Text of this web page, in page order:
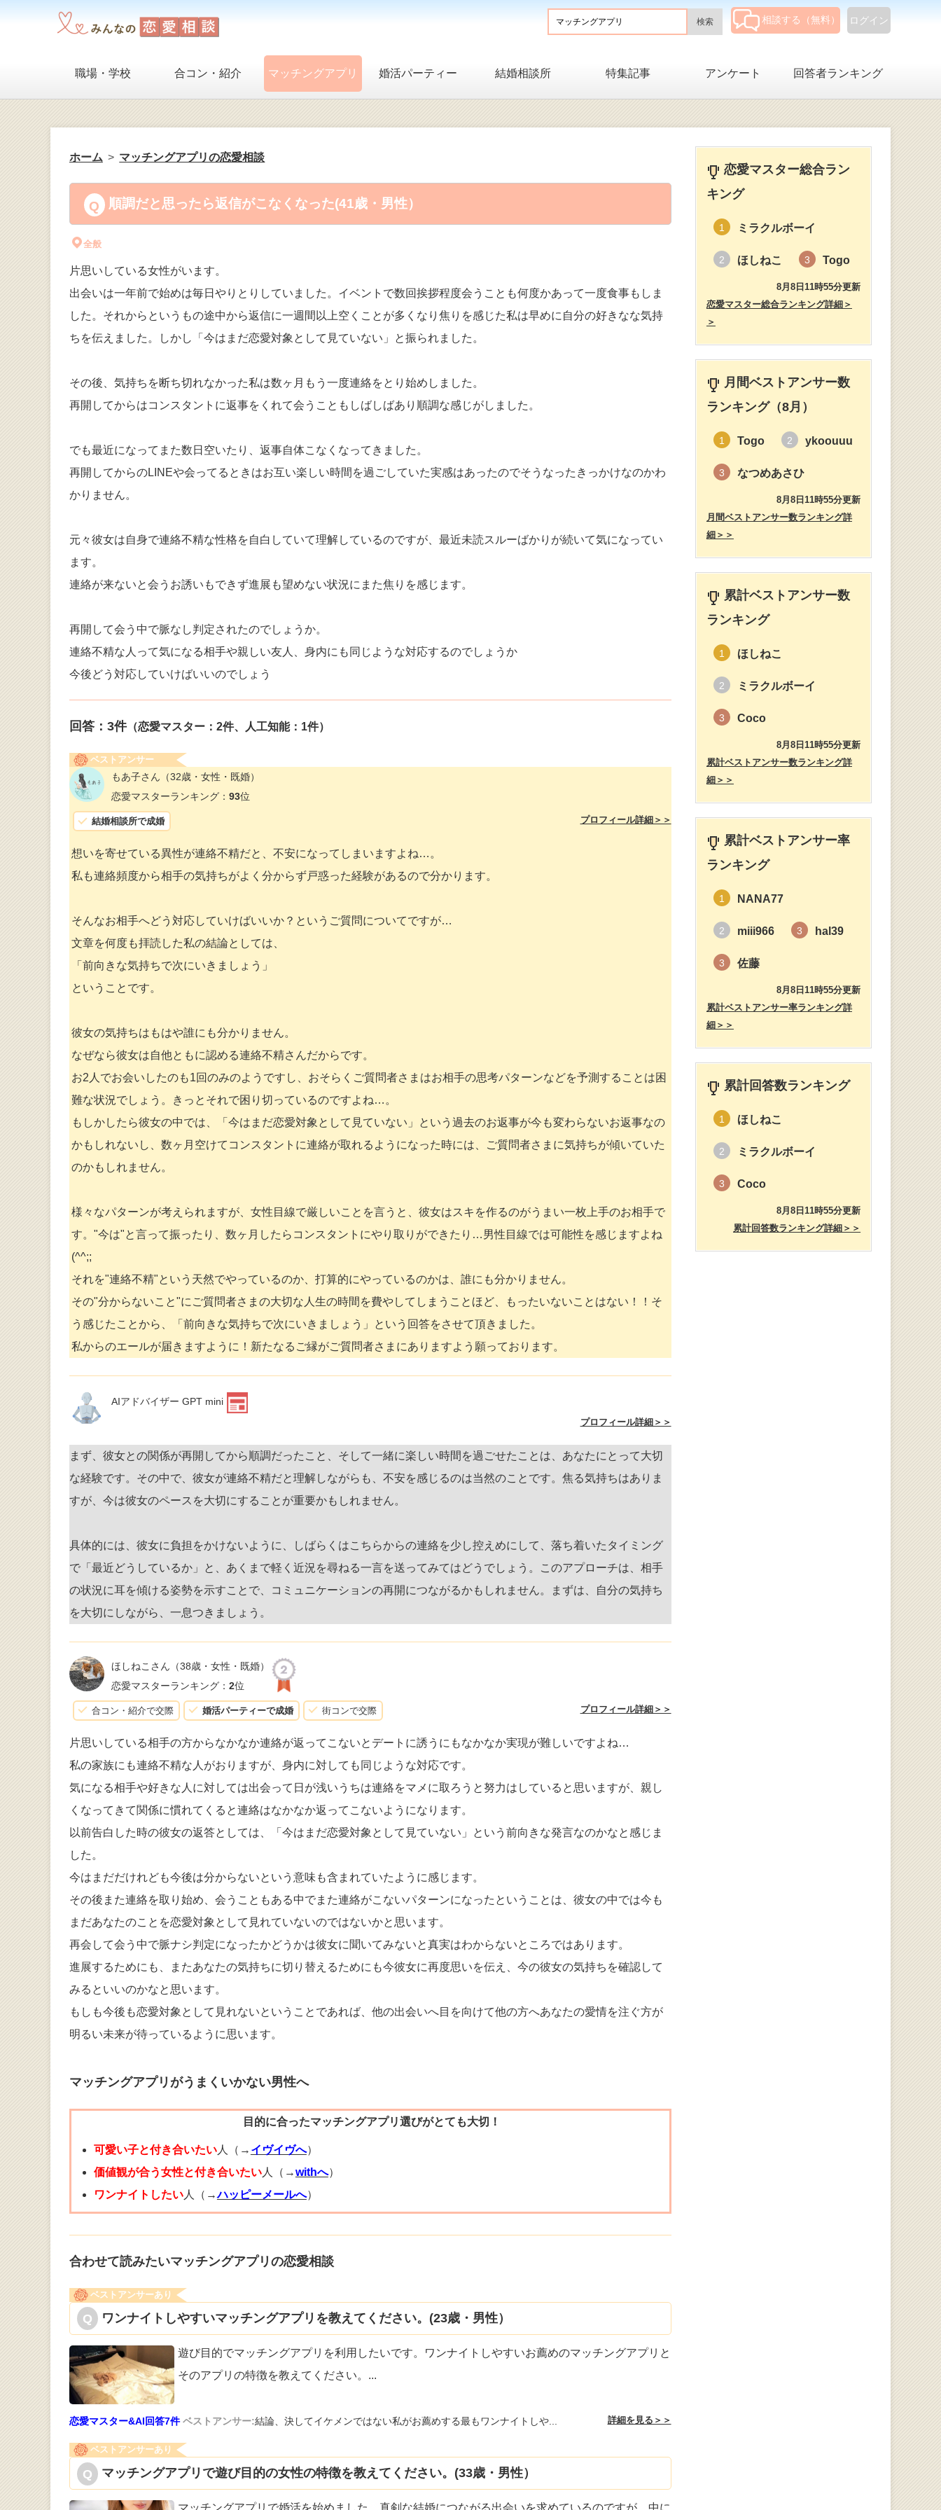
ログイン
相談する（無料）
職場・学校 合コン・紹介 マッチングアプリ 婚活パーティー 結婚相談所 特集記事 アンケート 回答者ランキング
ホーム マッチングアプリの恋愛相談
順調だと思ったら返信がこなくなった(41歳・男性）
全般
片思いしている女性がいます。
出会いは一年前で始めは毎日やりとりしていました。イベントで数回挨拶程度会うことも何度かあって一度食事もしま
した。それからというもの途中から返信に一週間以上空くことが多くなり焦りを感じた私は早めに自分の好きなな気持
ちを伝えました。しかし「今はまだ恋愛対象として見ていない」と振られました。
その後、気持ちを断ち切れなかった私は数ヶ月もう一度連絡をとり始めしました。
再開してからはコンスタントに返事をくれて会うこともしばしばあり順調な感じがしました。
でも最近になってまた数日空いたり、返事自体こなくなってきました。
再開してからのLINEや会ってるときはお互い楽しい時間を過ごしていた実感はあったのでそうなったきっかけなのかわ
かりません。
元々彼女は自身で連絡不精な性格を自白していて理解しているのですが、最近未読スルーばかりが続いて気になってい
ます。
連絡が来ないと会うお誘いもできず進展も望めない状況にまた焦りを感じます。
再開して会う中で脈なし判定されたのでしょうか。
連絡不精な人って気になる相手や親しい友人、身内にも同じような対応するのでしょうか
今後どう対応していけばいいのでしょう
回答： 3件（恋愛マスター：2件、人工知能：1件）
ベストアンサー
もあ子さん （32歳・女性・既婚）
恋愛マスターランキング： 93位
結婚相談所で成婚 プロフィール詳細＞＞
想いを寄せている異性が連絡不精だと、不安になってしまいますよね…。
私も連絡頻度から相手の気持ちがよく分からず戸惑った経験があるので分かります。
そんなお相手へどう対応していけばいいか？というご質問についてですが…
文章を何度も拝読した私の結論としては、
「前向きな気持ちで次にいきましょう」
ということです。
彼女の気持ちはもはや誰にも分かりません。
なぜなら彼女は自他ともに認める連絡不精さんだからです。
お2人でお会いしたのも1回のみのようですし、おそらくご質問者さまはお相手の思考パターンなどを予測することは困
難な状況でしょう。きっとそれで困り切っているのですよね…。
もしかしたら彼女の中では、「今はまだ恋愛対象として見ていない」という過去のお返事が今も変わらないお返事なの
かもしれないし、数ヶ月空けてコンスタントに連絡が取れるようになった時には、ご質問者さまに気持ちが傾いていた
のかもしれません。
様々なパターンが考えられますが、女性目線で厳しいことを言うと、彼女はスキを作るのがうまい一枚上手のお相手で
す。"今は"と言って振ったり、数ヶ月したらコンスタントにやり取りができたり…男性目線では可能性を感じますよね
(^^;;
それを"連絡不精"という天然でやっているのか、打算的にやっているのかは、誰にも分かりません。
その"分からないこと"にご質問者さまの大切な人生の時間を費やしてしまうことほど、もったいないことはない！！そ
う感じたことから、「前向きな気持ちで次にいきましょう」という回答をさせて頂きました。
私からのエールが届きますように！新たなるご縁がご質問者さまにありますよう願っております。
AIアドバイザー GPT mini
プロフィール詳細＞＞
まず、彼女との関係が再開してから順調だったこと、そして一緒に楽しい時間を過ごせたことは、あなたにとって大切
な経験です。その中で、彼女が連絡不精だと理解しながらも、不安を感じるのは当然のことです。焦る気持ちはありま
すが、今は彼女のペースを大切にすることが重要かもしれません。
具体的には、彼女に負担をかけないように、しばらくはこちらからの連絡を少し控えめにして、落ち着いたタイミング
で「最近どうしているか」と、あくまで軽く近況を尋ねる一言を送ってみてはどうでしょう。このアプローチは、相手
の状況に耳を傾ける姿勢を示すことで、コミュニケーションの再開につながるかもしれません。まずは、自分の気持ち
を大切にしながら、一息つきましょう。
ほしねこさん （38歳・女性・既婚）
恋愛マスターランキング： 2位
合コン・紹介で交際 婚活パーティーで成婚 街コンで交際 プロフィール詳細＞＞
片思いしている相手の方からなかなか連絡が返ってこないとデートに誘うにもなかなか実現が難しいですよね…
私の家族にも連絡不精な人がおりますが、身内に対しても同じような対応です。
気になる相手や好きな人に対しては出会って日が浅いうちは連絡をマメに取ろうと努力はしていると思いますが、親し
くなってきて関係に慣れてくると連絡はなかなか返ってこないようになります。
以前告白した時の彼女の返答としては、「今はまだ恋愛対象として見ていない」という前向きな発言なのかなと感じま
した。
今はまだだけれども今後は分からないという意味も含まれていたように感じます。
その後また連絡を取り始め、会うこともある中でまた連絡がこないパターンになったということは、彼女の中では今も
まだあなたのことを恋愛対象として見れていないのではないかと思います。
再会して会う中で脈ナシ判定になったかどうかは彼女に聞いてみないと真実はわからないところではあります。
進展するためにも、またあなたの気持ちに切り替えるためにも今彼女に再度思いを伝え、今の彼女の気持ちを確認して
みるといいのかなと思います。
もしも今後も恋愛対象として見れないということであれば、他の出会いへ目を向けて他の方へあなたの愛情を注ぐ方が
明るい未来が待っているように思います。
マッチングアプリがうまくいかない男性へ
目的に合ったマッチングアプリ選びがとても大切！
可愛い子と付き合いたい人（→ イヴイヴへ）
価値観が合う女性と付き合いたい人（→withへ）
ワンナイトしたい人（→ハッピーメールへ）
合わせて読みたいマッチングアプリの恋愛相談
ベストアンサーあり
ワンナイトしやすいマッチングアプリを教えてください。(23歳・男性）
遊び目的でマッチングアプリを利用したいです。ワンナイトしやすいお薦めのマッチングアプリと
そのアプリの特徴を教えてください。 ...
恋愛マスター&AI回答7件 ベストアンサー:結論、決してイケメンではない私がお薦めする最もワンナイトしや... 詳細を見る＞＞
ベストアンサーあり
マッチングアプリで遊び目的の女性の特徴を教えてください。(33歳・男性）
マッチングアプリで婚活を始めました。真剣な結婚につながる出会いを求めているのですが、中に
恋愛マスター総合ラン
キング
1 ミラクルボーイ
2 ほしねこ 3 Togo
8月8日11時55分更新
恋愛マスター総合ランキング詳細＞
＞
月間ベストアンサー数
ランキング（8月）
1 Togo 2 ykoouuu
3 なつめあさひ
8月8日11時55分更新
月間ベストアンサー数ランキング詳
細＞＞
累計ベストアンサー数
ランキング
1 ほしねこ
2 ミラクルボーイ
3 Coco
8月8日11時55分更新
累計ベストアンサー数ランキング詳
細＞＞
累計ベストアンサー率
ランキング
1 NANA77
2 miii966 3 hal39
3 佐藤
8月8日11時55分更新
累計ベストアンサー率ランキング詳
細＞＞
累計回答数ランキング
1 ほしねこ
2 ミラクルボーイ
3 Coco
8月8日11時55分更新
累計回答数ランキング詳細＞＞